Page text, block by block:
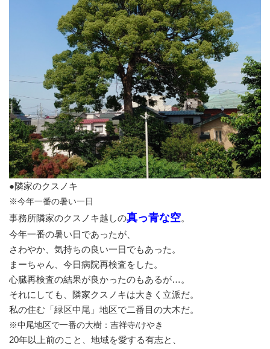
●隣家のクスノキ
※今年一番の暑い一日
事務所隣家のクスノキ越しの真っ青な空。
今年一番の暑い日であったが、
さわやか、気持ちの良い一日でもあった。
まーちゃん、今日病院再検査をした。
心臓再検査の結果が良かったのもあるが…。
それにしても、隣家クスノキは大きく立派だ。
私の住む「緑区中尾」地区で二番目の大木だ。
※中尾地区で一番の大樹：吉祥寺/けやき
20年以上前のこと、地域を愛する有志と、